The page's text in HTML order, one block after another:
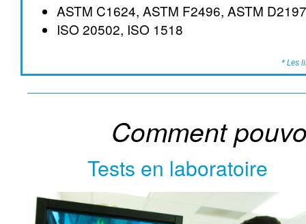
ASTM C1624, ASTM F2496, ASTM
ISO 20502, ISO 1518
* Les
Comment
Tests en laboratoire